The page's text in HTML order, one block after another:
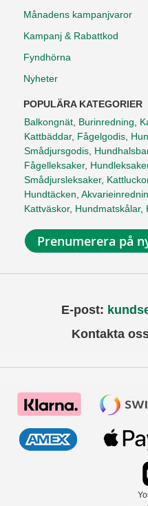
Månadens kampanjvaror
Kampanj & Rabattkod
Fyndhörna
Nyheter
POPULÄRA KATEGORIER
Balkongnät, Burinredning,
Kattbäddar, Fågelgodis,
Smådjursgodis,
Fågelleksaker,
Smådjursleksaker,
Hundtäcken,
Kattväskor, Hundmatskålar,
Prenumerera på
E-post:
Kontakta